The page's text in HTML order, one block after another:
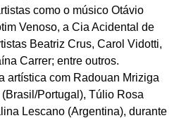
como o músico Otávio
Venoso, a Cia Acidental de
Beatriz Crus, Carol Vidotti,
Carrer; entre outros.
artística com Radouan Mriziga
Portugal), Túlio Rosa
Lescano (Argentina), durante